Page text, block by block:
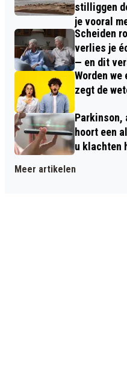
stilliggen
je vooral
Scheiden
verlies je
— en dit
Worden
zegt de
Parkinson,
hoort een
u klachten
Meer artikelen